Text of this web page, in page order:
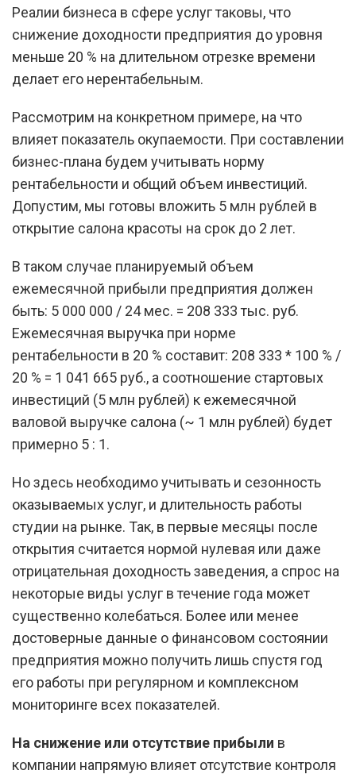
Реалии бизнеса в сфере услуг таковы, что
снижение доходности предприятия до уровня
меньше 20 % на длительном отрезке времени
делает его нерентабельным.
Рассмотрим на конкретном примере, на что
влияет показатель окупаемости. При составлении
бизнес-плана будем учитывать норму
рентабельности и общий объем инвестиций.
Допустим, мы готовы вложить 5 млн рублей в
открытие салона красоты на срок до 2 лет.
В таком случае планируемый объем
ежемесячной прибыли предприятия должен
быть: 5 000 000 / 24 мес. = 208 333 тыс. руб.
Ежемесячная выручка при норме
рентабельности в 20 % составит: 208 333 * 100 % /
20 % = 1 041 665 руб., а соотношение стартовых
инвестиций (5 млн рублей) к ежемесячной
валовой выручке салона (~ 1 млн рублей) будет
примерно 5 : 1.
Но здесь необходимо учитывать и сезонность
оказываемых услуг, и длительность работы
студии на рынке. Так, в первые месяцы после
открытия считается нормой нулевая или даже
отрицательная доходность заведения, а спрос на
некоторые виды услуг в течение года может
существенно колебаться. Более или менее
достоверные данные о финансовом состоянии
предприятия можно получить лишь спустя год
его работы при регулярном и комплексном
мониторинге всех показателей.
На снижение или отсутствие прибыли в
компании напрямую влияет отсутствие контроля